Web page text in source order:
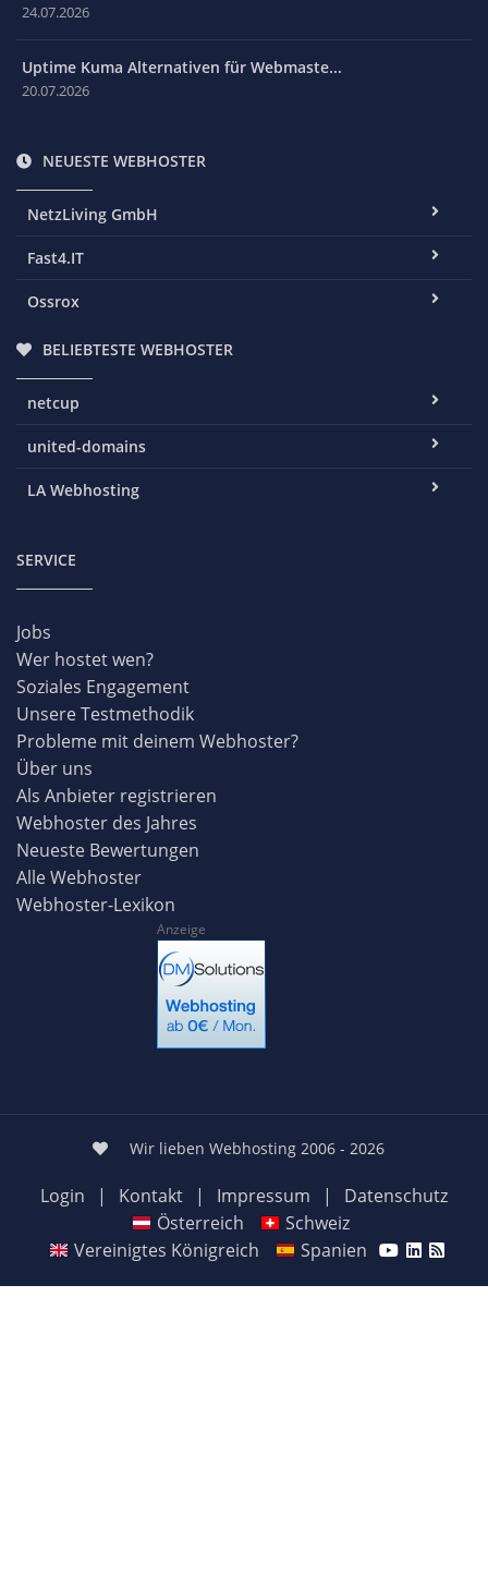
24.07.2026
Uptime Kuma Alternativen für Webmaste...
20.07.2026
NEUESTE WEBHOSTER
NetzLiving GmbH
Fast4.IT
Ossrox
BELIEBTESTE WEBHOSTER
netcup
united-domains
LA Webhosting
SERVICE
Jobs
Wer hostet wen?
Soziales Engagement
Unsere Testmethodik
Probleme mit deinem Webhoster?
Über uns
Als Anbieter registrieren
Webhoster des Jahres
Neueste Bewertungen
Alle Webhoster
Webhoster-Lexikon
Anzeige
Wir lieben Webhosting 2006 - 2026
Login | Kontakt | Impressum |
Datenschutz
Österreich
Schweiz
Vereinigtes Königreich
Spanien